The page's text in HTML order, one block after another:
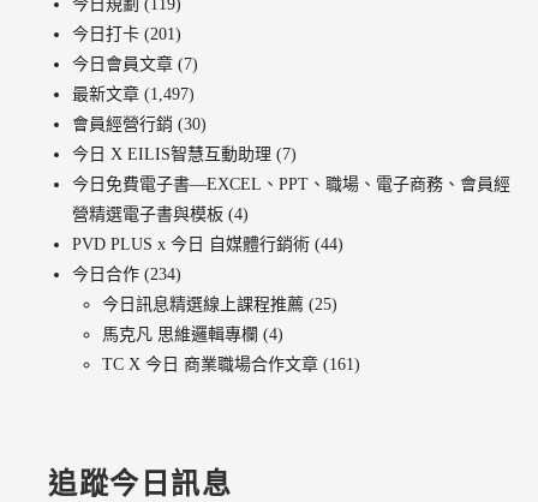
今日規劃 (119)
今日打卡 (201)
今日會員文章 (7)
最新文章 (1,497)
會員經營行銷 (30)
今日 X EILIS智慧互動助理 (7)
今日免費電子書—EXCEL、PPT、職場、電子商務、會員經
營精選電子書與模板 (4)
PVD PLUS x 今日 自媒體行銷術 (44)
今日合作 (234)
今日訊息精選線上課程推薦 (25)
馬克凡 思維邏輯專欄 (4)
TC X 今日 商業職場合作文章 (161)
追蹤今日訊息